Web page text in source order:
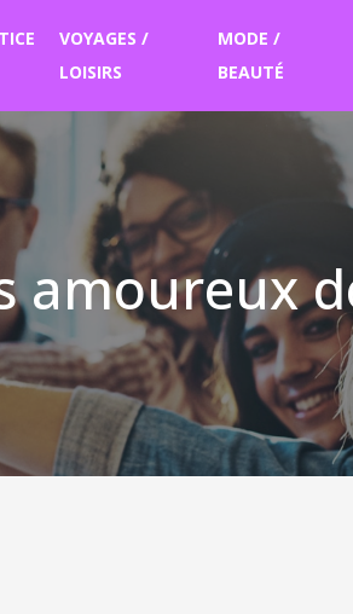
VOYAGES /
LOISIRS
MODE /
BEAUTÉ
amoureux